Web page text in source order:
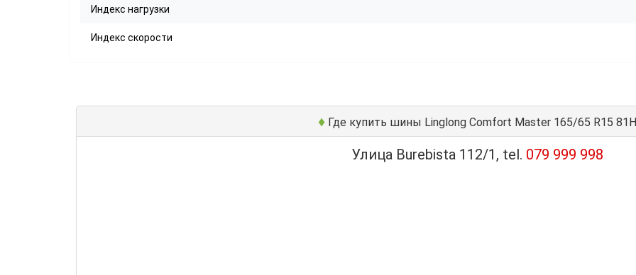
Индекс нагрузки
Индекс скорости
♦Где купить шины Linglong Comfort Master 165/65 R15 81H
Улица Burebista 112/1, tel. 079 999 998